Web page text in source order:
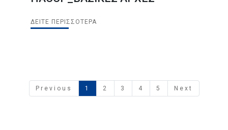
ΔΕΊΤΕ ΠΕΡΙΣΣΌΤΕΡΑ
Previous 1 2 3 4 5 Next